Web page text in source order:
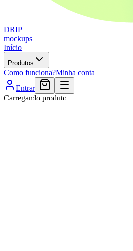
DRIP
mockups
Início
Produtos
Como funciona?Minha conta
Entrar
Carregando produto...